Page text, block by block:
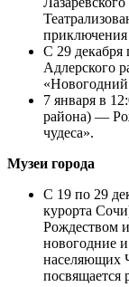
С 29 декабря
Адлерского
7 января в
района) —
чудеса».
Музеи города
С 19 по 29
курорта
Рождеством
новогодние
населяющих
посвящается